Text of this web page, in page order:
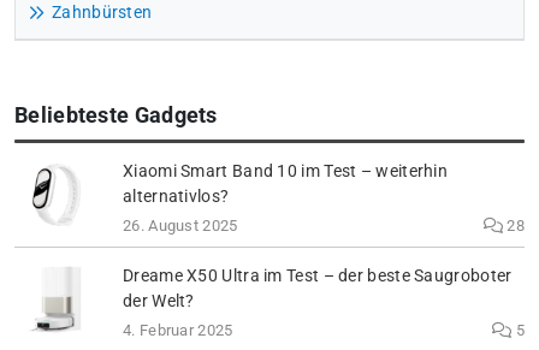
Zahnbürsten
Beliebteste Gadgets
Xiaomi Smart Band 10 im Test – weiterhin
alternativlos?
26. August 2025 28
Dreame X50 Ultra im Test – der beste Saugroboter
der Welt?
4. Februar 2025 5